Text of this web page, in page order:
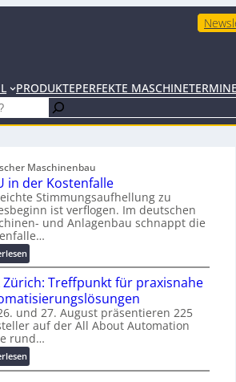
PRODUKTEPERFEKTE MASCHINETERMINE
Maschinenbau
in der Kostenfalle
Stimmungsaufhellung zu
ist verflogen. Im deutschen
und Anlagenbau schnappt die
:
K
M
U
i
n
d
r
Zürich: Treffpunkt für praxisnahe
und 27. August präsentieren 225
auf der All About Automation
rund…
:
A